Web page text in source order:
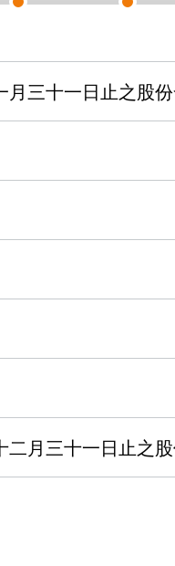
月三十一日止之股
二月三十一日止之